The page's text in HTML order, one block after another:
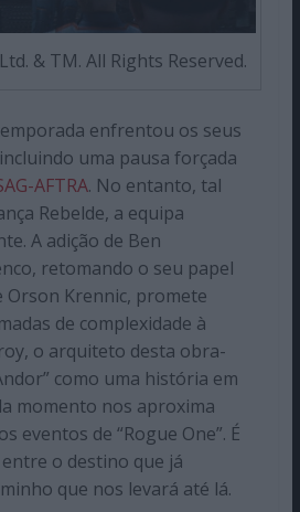
& TM. All Rights Reserved.
enfrentou os seus
uma pausa forçada
AFTRA. No entanto, tal
Rebelde, a equipa
A adição de Ben
retomando o seu papel
Krennic, promete
de complexidade à
o arquiteto desta obra-
como uma história em
momento nos aproxima
eventos de “Rogue One”. É
o destino que já
que nos levará até lá.